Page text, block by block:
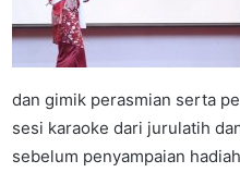
dan gimik perasmian serta
sesi karaoke dari jurulatih
sebelum penyampaian